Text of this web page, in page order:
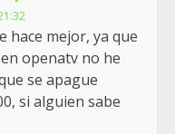
hace mejor, ya que
openatv no he
se apague
si alguien sabe